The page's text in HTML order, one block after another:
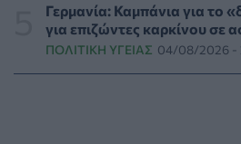
Εθελοντές του ΕΕΣ διέσωσαν
άγρια ζώα από τις φωτιές στη
06/08/2026 - 15:42
Γερμανία: Καμπάνια για το
για επιζώντες καρκίνου σε
ΠΟΛΙΤΙΚΉ ΥΓΕΊΑΣ 04/08/2026 -